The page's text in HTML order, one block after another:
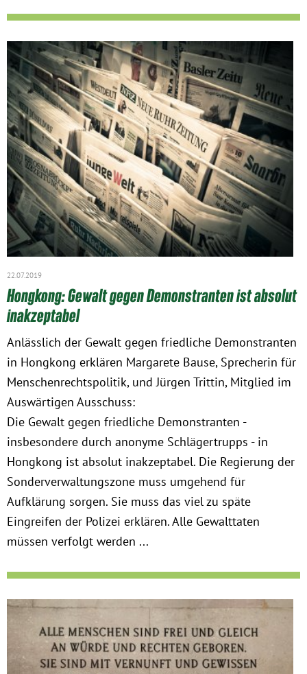
22.07.2019
Hongkong: Gewalt gegen Demonstranten ist absolut
inakzeptabel
Anlässlich der Gewalt gegen friedliche Demonstranten
in Hongkong erklären Margarete Bause, Sprecherin für
Menschenrechtspolitik, und Jürgen Trittin, Mitglied im
Auswärtigen Ausschuss:
Die Gewalt gegen friedliche Demonstranten -
insbesondere durch anonyme Schlägertrupps - in
Hongkong ist absolut inakzeptabel. Die Regierung der
Sonderverwaltungszone muss umgehend für
Aufklärung sorgen. Sie muss das viel zu späte
Eingreifen der Polizei erklären. Alle Gewalttaten
müssen verfolgt werden ...